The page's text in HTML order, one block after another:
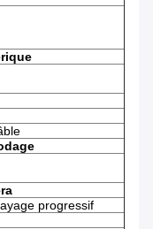
progressif